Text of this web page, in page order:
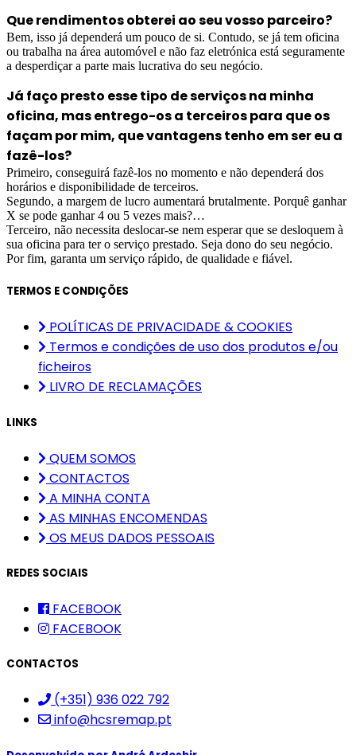
Que rendimentos obterei ao seu vosso parceiro?
Bem, isso já dependerá um pouco de si. Contudo, se já tem oficina
ou trabalha na área automóvel e não faz eletrónica está seguramente
a desperdiçar a parte mais lucrativa do seu negócio.
Já faço presto esse tipo de serviços na minha
oficina, mas entrego-os a terceiros para que os
façam por mim, que vantagens tenho em ser eu a
fazê-los?
Primeiro, conseguirá fazê-los no momento e não dependerá dos
horários e disponibilidade de terceiros.
Segundo, a margem de lucro aumentará brutalmente. Porquê ganhar
X se pode ganhar 4 ou 5 vezes mais?…
Terceiro, não necessita deslocar-se nem esperar que se desloquem à
sua oficina para ter o serviço prestado. Seja dono do seu negócio.
Por fim, garanta um serviço rápido, de qualidade e fiável.
TERMOS E CONDIÇÕES
POLÍTICAS DE PRIVACIDADE & COOKIES
Termos e condições de uso dos produtos e/ou
ficheiros
LIVRO DE RECLAMAÇÕES
LINKS
QUEM SOMOS
CONTACTOS
A MINHA CONTA
AS MINHAS ENCOMENDAS
OS MEUS DADOS PESSOAIS
REDES SOCIAIS
FACEBOOK
FACEBOOK
CONTACTOS
(+351) 936 022 792
info@hcsremap.pt